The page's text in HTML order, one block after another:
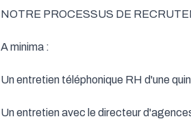
NOTRE PROCESSUS DE
A minima :
Un entretien téléphonique RH d'une
Un entretien avec le directeur